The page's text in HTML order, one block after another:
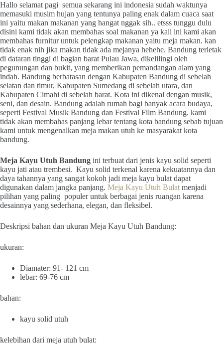
Hallo selamat pagi semua sekarang ini indonesia sudah waktunya
memasuki musim hujan yang tentunya paling enak dalam cuaca saat
ini yaitu makan makanan yang hangat nggak sih.. etsss tunggu dulu
disini kami tidak akan membahas soal makanan ya kali ini kami akan
membahas furnitur untuk pelengkap makanan yaitu meja makan. kan
tidak enak nih jika makan tidak ada mejanya hehehe. Bandung terletak
di dataran tinggi di bagian barat Pulau Jawa, dikelilingi oleh
pegunungan dan bukit, yang memberikan pemandangan alam yang
indah. Bandung berbatasan dengan Kabupaten Bandung di sebelah
selatan dan timur, Kabupaten Sumedang di sebelah utara, dan
Kabupaten Cimahi di sebelah barat. Kota ini dikenal dengan musik,
seni, dan desain. Bandung adalah rumah bagi banyak acara budaya,
seperti Festival Musik Bandung dan Festival Film Bandung. kami
tidak akan membahas panjang lebar tentang kota bandung sebab tujuan
kami untuk mengenalkan meja makan utuh ke masyarakat kota
bandung.
Meja Kayu Utuh Bandung ini terbuat dari jenis kayu solid seperti
kayu jati atau trembesi. Kayu solid terkenal karena kekuatannya dan
daya tahannya yang sangat kokoh jadi meja kayu bulat dapat
digunakan dalam jangka panjang. Meja Kayu Utuh Bulatmenjadi
pilihan yang paling populer untuk berbagai jenis ruangan karena
desainnya yang sederhana, elegan, dan fleksibel.
Deskripsi bahan dan ukuran Meja Kayu Utuh Bandung:
ukuran:
Diamater: 91- 121 cm
lebar: 69-76 cm
bahan:
kayu solid utuh
kelebihan dari meja utuh bulat: